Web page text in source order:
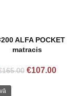
ALFA POCKET
matracis
165.00 €107.00